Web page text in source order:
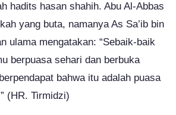
hadits hasan shahih. Abu Al-Abbas
yang buta, namanya As Sa’ib bin
ulama mengatakan: “Sebaik-baik
berpuasa sehari dan berbuka
bahwa itu adalah puasa
(HR. Tirmidzi)